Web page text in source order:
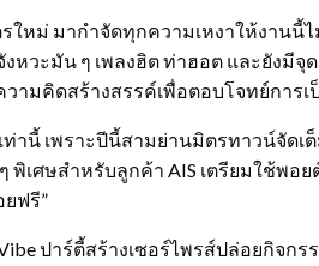
ใหม่ มากำจัดทุกความเหงาให้งานนี้
งหวะมัน ๆ เพลงฮิต ท่าฮอต และยังมี
มคิดสร้างสรรค์เพื่อตอบโจทย์การเป็
านี้ เพราะปีนี้สามย่านมิตรทาวน์จัดเ
พิเศษสำหรับลูกค้า AIS เตรียมใช้พ
ฟรี”
ปาร์ตี้สร้างเซอร์ไพรส์ปล่อยกิจก